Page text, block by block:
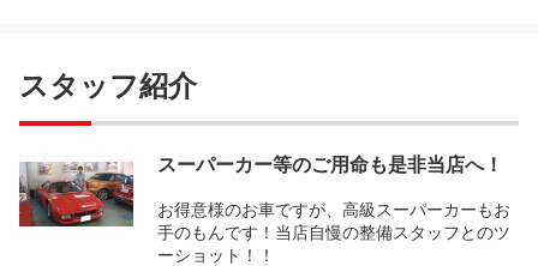
スタッフ紹介
スーパーカー等のご用命も是非当店へ！
お得意様のお車ですが、高級スーパーカーもお
手のもんです！当店自慢の整備スタッフとのツ
ーショット！！